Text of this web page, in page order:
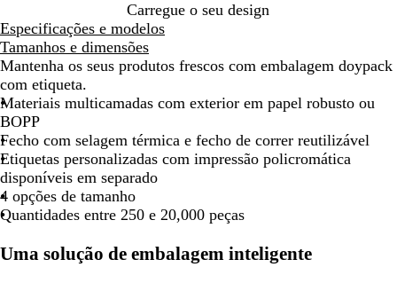
Carregue o seu design
Especificações e modelos
Tamanhos e dimensões
Mantenha os seus produtos frescos com embalagem doypack
com etiqueta.
Materiais multicamadas com exterior em papel robusto ou
BOPP
Fecho com selagem térmica e fecho de correr reutilizável
Etiquetas personalizadas com impressão policromática
disponíveis em separado
4 opções de tamanho
Quantidades entre 250 e 20,000 peças
Uma solução de embalagem inteligente